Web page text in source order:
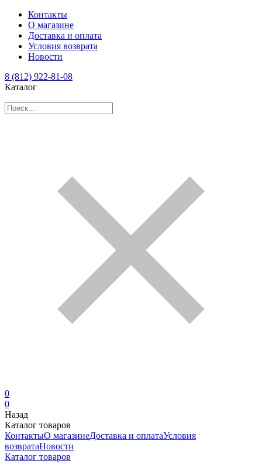
Контакты
О магазине
Доставка и оплата
Условия возврата
Новости
8 (812) 922-81-08
Каталог
0
0
Назад
Каталог товаров
КонтактыО магазинеДоставка и оплатаУсловия
возвратаНовости
Каталог товаров